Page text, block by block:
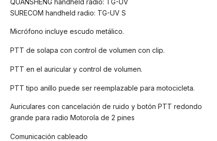
SURECOM handheld radio: TG-UV S
Micrófono incluye escudo metálico.
PTT de solapa con control de volumen con clip.
PTT en el auricular y control de volumen.
PTT tipo anillo puede ser reemplazable para motocicleta.
Auriculares con cancelación de ruido y botón PTT redondo
grande para radio Motorola de 2 pines
Comunicación cableado